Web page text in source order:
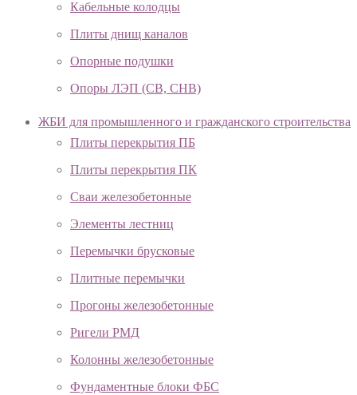
Кабельные колодцы
Плиты днищ каналов
Опорные подушки
Опоры ЛЭП (СВ, СНВ)
ЖБИ для промышленного и гражданского строительства
Плиты перекрытия ПБ
Плиты перекрытия ПК
Сваи железобетонные
Элементы лестниц
Перемычки брусковые
Плитные перемычки
Прогоны железобетонные
Ригели РМД
Колонны железобетонные
Фундаментные блоки ФБС